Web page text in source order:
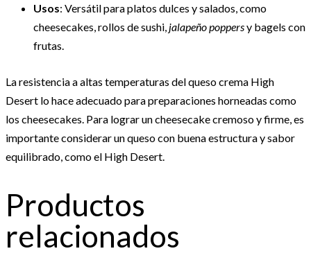
Usos: Versátil para platos dulces y salados, como
cheesecakes, rollos de sushi, jalapeño poppersy bagels con
frutas.
La resistencia a altas temperaturas del queso crema High
Desert lo hace adecuado para preparaciones horneadas como
los cheesecakes. Para lograr un cheesecake cremoso y firme, es
importante considerar un queso con buena estructura y sabor
equilibrado, como el High Desert.
Productos
relacionados